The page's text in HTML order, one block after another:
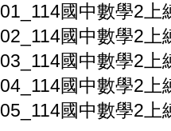
01_114國中數學2上
02_114國中數學2上
03_114國中數學2上
04_114國中數學2上
05_114國中數學2上